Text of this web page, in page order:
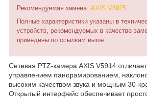
Рекомендуемая замена: AXIS V5925
Полные характеристики указаны в
устройств, рекомендуемых в качестве
приведены по ссылкам выше.
Сетевая PTZ-камера AXIS V5914
управлением панорамированием,
высоким качеством звука и мощным 30-
Открытый интерфейс обеспечивает